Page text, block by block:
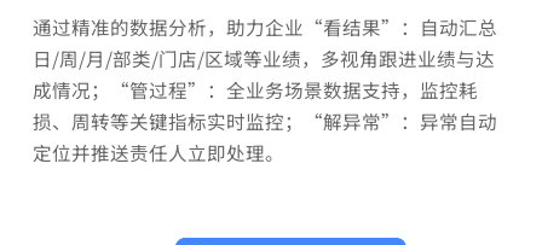
通过精准的数据分析，助力企业“看结果”：自动汇总
日/周/月/部类/门店/区域等业绩，多视角跟进业绩与达
成情况；“管过程”：全业务场景数据支持，监控耗
损、周转等关键指标实时监控；“解异常”：异常自动
定位并推送责任人立即处理。